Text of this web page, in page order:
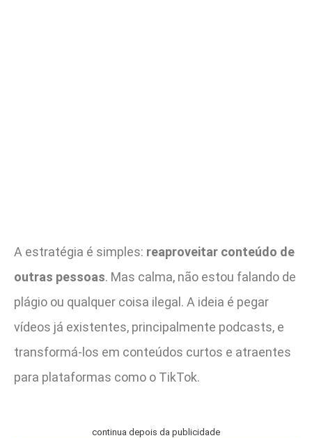
A estratégia é simples: reaproveitar conteúdo de
outras pessoas. Mas calma, não estou falando de
plágio ou qualquer coisa ilegal. A ideia é pegar
vídeos já existentes, principalmente podcasts, e
transformá-los em conteúdos curtos e atraentes
para plataformas como o TikTok.
continua depois da publicidade